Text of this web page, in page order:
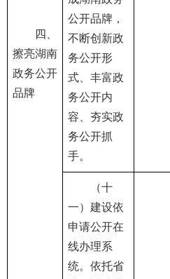
四、
擦亮湖南
政务公开
品牌
公开品牌，
不断创新政
务公开形
式、丰富政
务公开内
容、夯实政
务公开抓
手。
（十
一）建设依
申请公开在
线办理系
统。依托省